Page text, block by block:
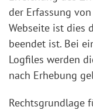
der Erfassung
Webseite ist dies
beendet ist. Bei
Logfiles werden
nach Erhebung
Rechtsgrundlage